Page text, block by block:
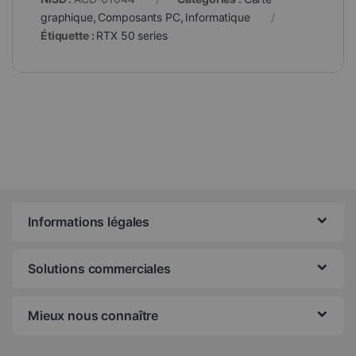
graphique, Composants PC, Informatique
Étiquette : RTX 50 series
Informations légales
Solutions commerciales
Mieux nous connaître